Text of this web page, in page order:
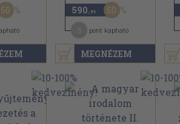
50
MEGNÉZEM
590 ,-Ft 50
pont kapható